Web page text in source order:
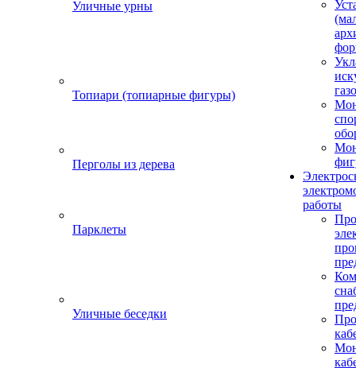
Уличные урны
Топиари (топиарные фигуры)
Перголы из дерева
Парклеты
Уличные беседки
работы